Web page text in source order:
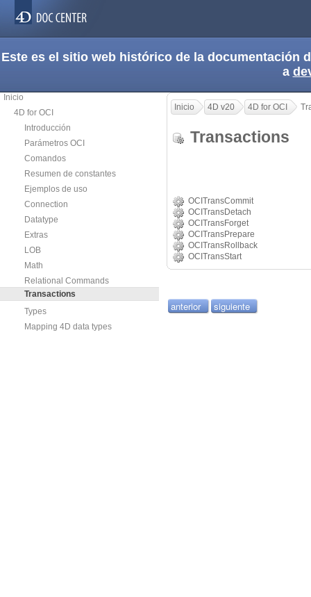
Este es el sitio web histórico de la documentación
a
Inicio
4D for OCI
Introducción
Parámetros OCI
Comandos
Resumen de constantes
Ejemplos de uso
Connection
Datatype
Extras
LOB
Math
Relational Commands
Transactions
Types
Mapping 4D data types
Inicio 4D v20 4D for OCI
Transactions
OCITransCommit
OCITransDetach
OCITransForget
OCITransPrepare
OCITransRollback
OCITransStart
anterior siguiente